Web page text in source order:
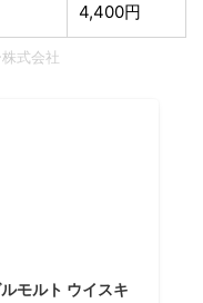
4,400円
式会社
モルト ウイスキ